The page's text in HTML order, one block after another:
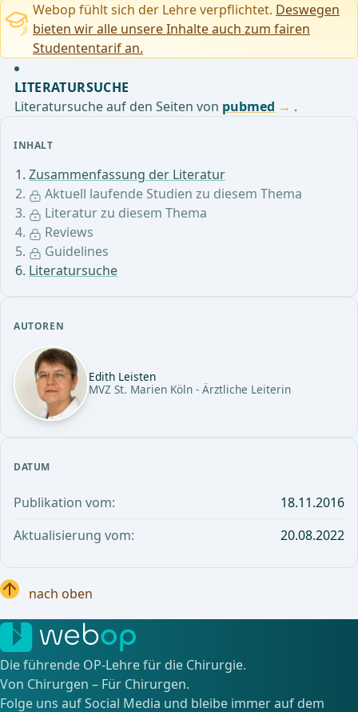
INHALT
Zusammenfassung der Literatur
Aktuell laufende Studien zu diesem Thema
Literatur zu diesem Thema
Reviews
Guidelines
Literatursuche
AUTOREN
Edith Leisten
MVZ St. Marien Köln - Ärztliche Leiterin
DATUM
Publikation vom:
18.11.2016
Aktualisierung vom:
20.08.2022
Webop fühlt sich der Lehre verpflichtet. Deswegen
bieten wir alle unsere Inhalte auch zum fairen
Studententarif an.
LITERATURSUCHE
Literatursuche auf den Seiten von pubmed .
nach oben
Die führende OP-Lehre für die Chirurgie.
Von Chirurgen – Für Chirurgen.
Folge uns auf Social Media und bleibe immer auf dem